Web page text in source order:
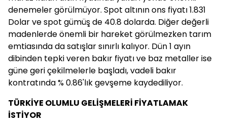
denemeler görülmüyor. Spot altının ons fiyatı 1.831
Dolar ve spot gümüş de 40.8 dolarda. Diğer değerli
madenlerde önemli bir hareket görülmezken tarım
emtiasında da satışlar sınırlı kalıyor. Dün 1 ayın
dibinden tepki veren bakır fiyatı ve baz metaller ise
güne geri çekilmelerle başladı, vadeli bakır
kontratında % 0.86'lık gevşeme kaydediliyor.
TÜRKİYE OLUMLU GELİŞMELERİ FİYATLAMAK
İSTİYOR